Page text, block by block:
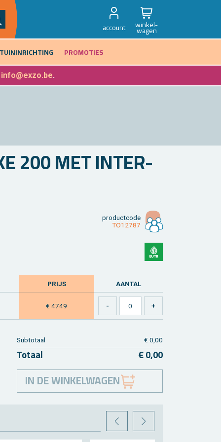
account winkel-
wagen
TUININRICHTING PROMOTIES
info@exzo.be.
200 MET IN­TER­
product­code
TO12787
PRIJS AAN­TAL
€ 4749
Sub­to­taal € 0,00
To­taal € 0,00
IN DE WINKELWAGEN
VORIGEVOLGENDE